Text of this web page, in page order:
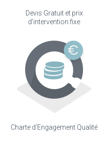
Devis Gratuit et prix
d'intervention fixe
Charte d'Engagement Qualité